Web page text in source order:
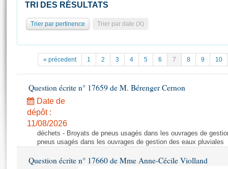
Pétitions
Projets de loi
Propositions de loi
Amendements
Textes adoptés
Statistiques et chiffres clés
Documents de référence
( Constitution | Règlement de l'Assemblée ... )
Histoire
Juniors
Anciennes législatures
La Bibliothèque
Contacts et plan d'accès
Photos libres de droit
TRI DES RÉSULTATS
Trier par pertinence Trier par date (X)
« précedent 1 2 3 4 5 6 7 8 9 10
Question écrite n° 17659 de M. Bérenger Cernon
Date de
dépôt :
11/08/2026
déchets - Broyats de pneus usagés dans les ouvrages de
pneus usagés dans les ouvrages de gestion des eaux pluviales
Question écrite n° 17660 de Mme Anne-Cécile Violland